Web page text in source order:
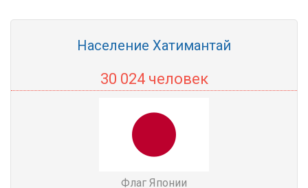
Население Хатимантай
30 024 человек
Флаг Японии